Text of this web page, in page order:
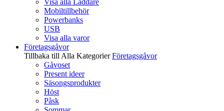
Visa alla Laddare
Mobiltillbehör
Powerbanks
USB
Visa alla varor
Företagsgåvor
Tillbaka till Alla Kategorier Företagsgåvor
Gåvoset
Present ideer
Säsongsprodukter
Höst
Påsk